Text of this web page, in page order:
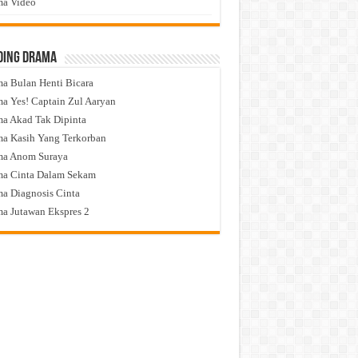
Drama
Bulan Henti Bicara
Yes! Captain Zul Aaryan
Akad Tak Dipinta
Kasih Yang Terkorban
Anom Suraya
Cinta Dalam Sekam
Diagnosis Cinta
Jutawan Ekspres 2